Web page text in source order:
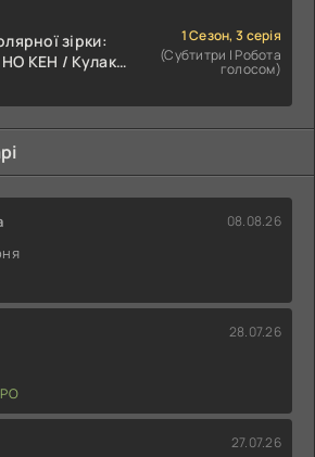
зірки:
КЕН / Кулак
1 Сезон, 3 серія
(Субтитри | Робота
голосом)
08.08.26
28.07.26
27.07.26